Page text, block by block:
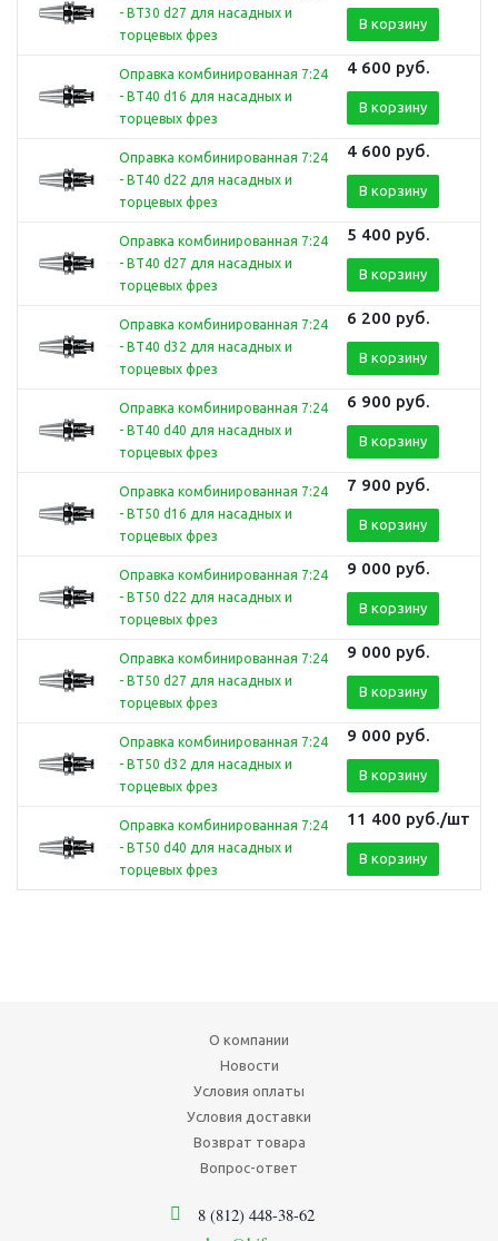
- BT30 d27 для насадных и
торцевых фрез
В корзину
Оправка комбинированная 7:24
- BT40 d16 для насадных и
торцевых фрез
4 600 руб.
В корзину
Оправка комбинированная 7:24
- BT40 d22 для насадных и
торцевых фрез
4 600 руб.
В корзину
Оправка комбинированная 7:24
- BT40 d27 для насадных и
торцевых фрез
5 400 руб.
В корзину
Оправка комбинированная 7:24
- BT40 d32 для насадных и
торцевых фрез
6 200 руб.
В корзину
Оправка комбинированная 7:24
- BT40 d40 для насадных и
торцевых фрез
6 900 руб.
В корзину
Оправка комбинированная 7:24
- BT50 d16 для насадных и
торцевых фрез
7 900 руб.
В корзину
Оправка комбинированная 7:24
- BT50 d22 для насадных и
торцевых фрез
9 000 руб.
В корзину
Оправка комбинированная 7:24
- BT50 d27 для насадных и
торцевых фрез
9 000 руб.
В корзину
Оправка комбинированная 7:24
- BT50 d32 для насадных и
торцевых фрез
9 000 руб.
В корзину
Оправка комбинированная 7:24
- BT50 d40 для насадных и
торцевых фрез
11 400 руб./шт
В корзину
О компании
Новости
Условия оплаты
Условия доставки
Возврат товара
Вопрос-ответ
8 (812) 448-38-62